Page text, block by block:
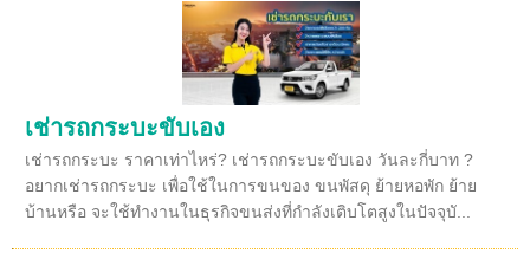
เช่ารถกระบะขับเอง
เช่ารถกระบะ ราคาเท่าไหร่? เช่ารถกระบะขับเอง วันละกี่บาท ?
อยากเช่ารถกระบะ เพื่อใช้ในการขนของ ขนพัสดุ ย้ายหอพัก ย้าย
บ้านหรือ จะใช้ทำงานในธุรกิจขนส่งที่กำลังเติบโตสูงในปัจจุบั...